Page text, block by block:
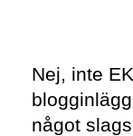
Nej, inte
något